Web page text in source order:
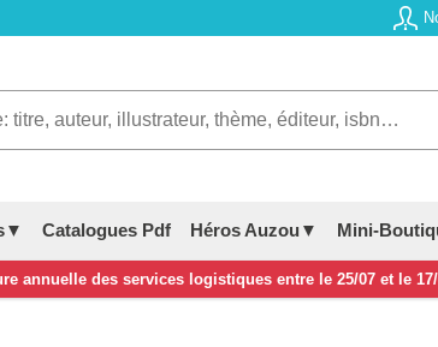
Catalogues Pdf Héros Auzou▼ Mini-
annuelle des services logistiques entre le 25/07 et le